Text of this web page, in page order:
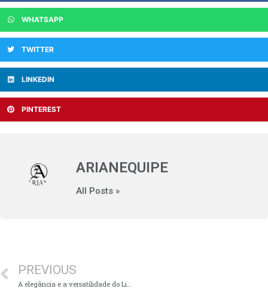
WHATSAPP
TWITTER
LINKEDIN
PINTEREST
ARIANEQUIPE
All Posts »
PREVIOUS
A elegância e a versatilidade do Liocel.